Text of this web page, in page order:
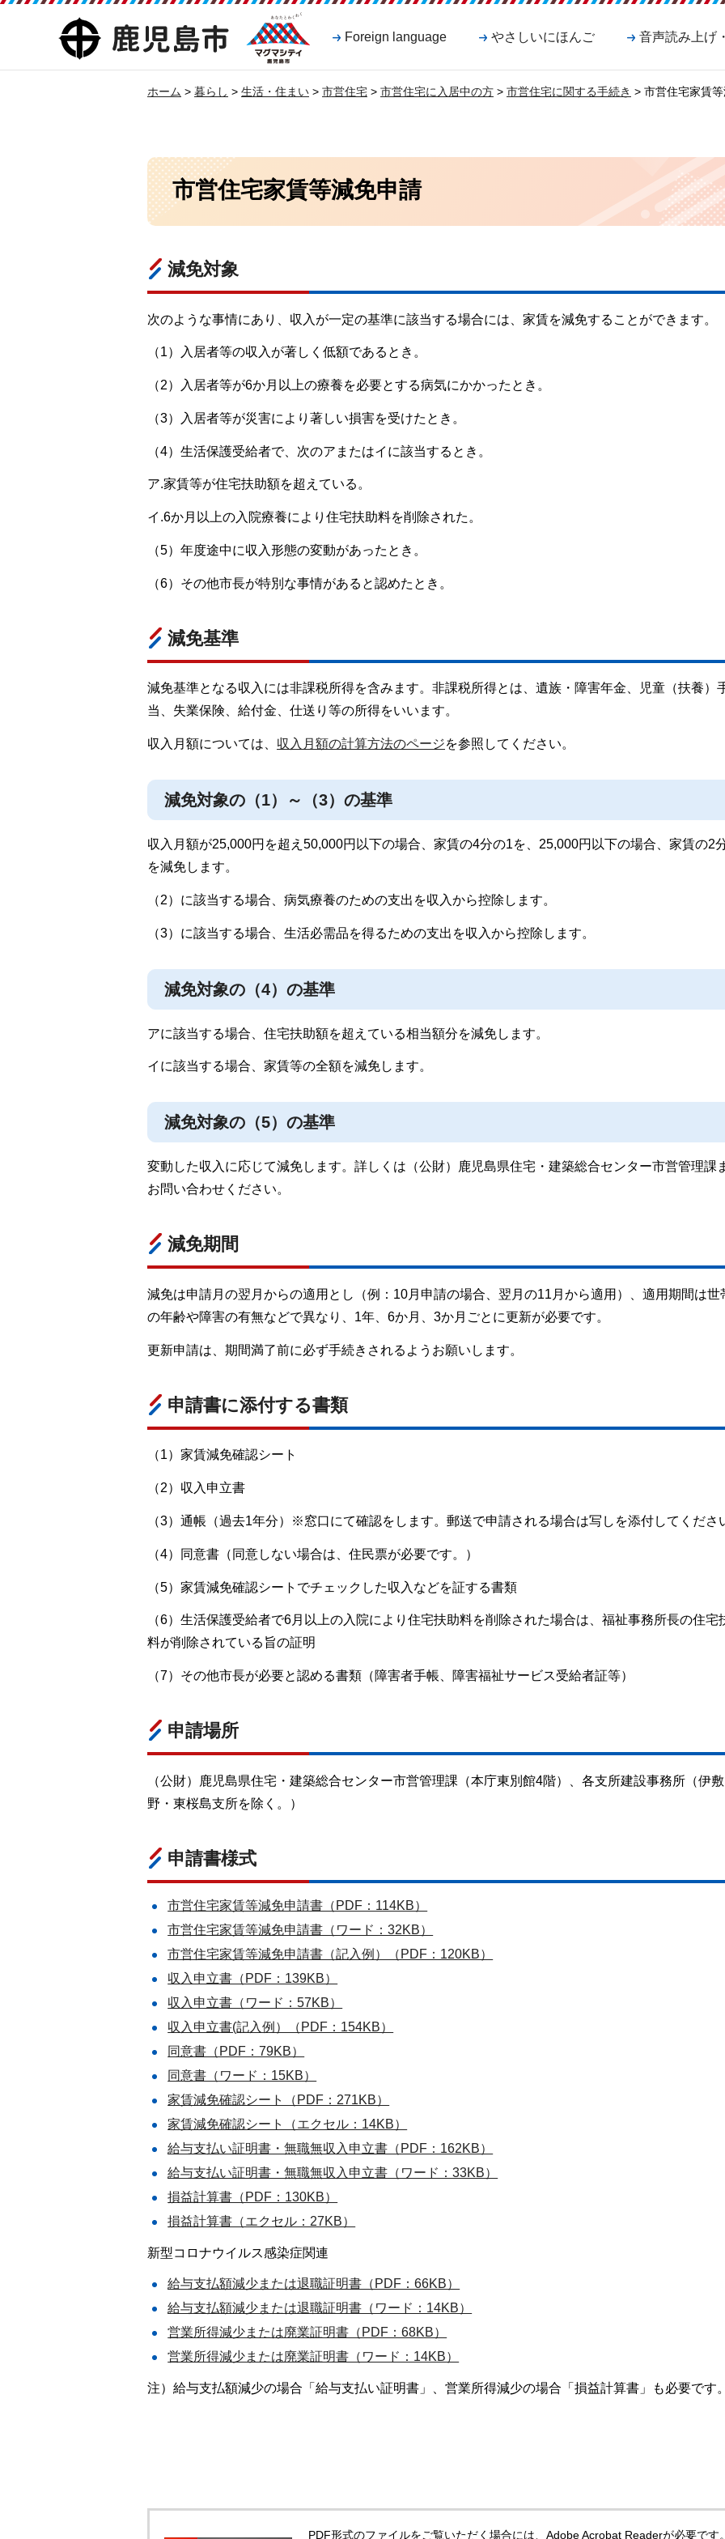
鹿児島市
マグマシティ
鹿児島市
Foreign language やさしいにほんご 音声読み上げ
ホーム > 暮らし > 生活・住まい > 市営住宅 > 市営住宅に入居中の方 > 市営住宅に関する手続き > 市営住宅家賃
市営住宅家賃等減免申請
減免対象
次のような事情にあり、収入が一定の基準に該当する場合には、家賃を減免することができます。
（1）入居者等の収入が著しく低額であるとき。
（2）入居者等が6か月以上の療養を必要とする病気にかかったとき。
（3）入居者等が災害により著しい損害を受けたとき。
（4）生活保護受給者で、次のアまたはイに該当するとき。
ア.家賃等が住宅扶助額を超えている。
イ.6か月以上の入院療養により住宅扶助料を削除された。
（5）年度途中に収入形態の変動があったとき。
（6）その他市長が特別な事情があると認めたとき。
減免基準
減免基準となる収入には非課税所得を含みます。非課税所得とは、遺族・障害年金、児童（扶養）
当、失業保険、給付金、仕送り等の所得をいいます。
収入月額については、 収入月額の計算方法のページを参照してください。
減免対象の（1）～（3）の基準
収入月額が25,000円を超え50,000円以下の場合、家賃の4分の1を、25,000円以下の場合、家賃の2
を減免します。
（2）に該当する場合、病気療養のための支出を収入から控除します。
（3）に該当する場合、生活必需品を得るための支出を収入から控除します。
減免対象の（4）の基準
アに該当する場合、住宅扶助額を超えている相当額分を減免します。
イに該当する場合、家賃等の全額を減免します。
減免対象の（5）の基準
変動した収入に応じて減免します。詳しくは（公財）鹿児島県住宅・建築総合センター市営管理課
お問い合わせください。
減免期間
減免は申請月の翌月からの適用とし（例：10月申請の場合、翌月の11月から適用）、適用期間は世
の年齢や障害の有無などで異なり、1年、6か月、3か月ごとに更新が必要です。
更新申請は、期間満了前に必ず手続きされるようお願いします。
申請書に添付する書類
（1）家賃減免確認シート
（2）収入申立書
（3）通帳（過去1年分）※窓口にて確認をします。郵送で申請される場合は写しを添付してくださ
（4）同意書（同意しない場合は、住民票が必要です。）
（5）家賃減免確認シートでチェックした収入などを証する書類
（6）生活保護受給者で6月以上の入院により住宅扶助料を削除された場合は、福祉事務所長の住宅
料が削除されている旨の証明
（7）その他市長が必要と認める書類（障害者手帳、障害福祉サービス受給者証等）
申請場所
（公財）鹿児島県住宅・建築総合センター市営管理課（本庁東別館4階）、各支所建設事務所（伊
野・東桜島支所を除く。）
申請書様式
市営住宅家賃等減免申請書（PDF：114KB）
市営住宅家賃等減免申請書（ワード：32KB）
市営住宅家賃等減免申請書（記入例）（PDF：120KB）
収入申立書（PDF：139KB）
収入申立書（ワード：57KB）
収入申立書(記入例）（PDF：154KB）
同意書（PDF：79KB）
同意書（ワード：15KB）
家賃減免確認シート（PDF：271KB）
家賃減免確認シート（エクセル：14KB）
給与支払い証明書・無職無収入申立書（PDF：162KB）
給与支払い証明書・無職無収入申立書（ワード：33KB）
損益計算書（PDF：130KB）
損益計算書（エクセル：27KB）
新型コロナウイルス感染症関連
給与支払額減少または退職証明書（PDF：66KB）
給与支払額減少または退職証明書（ワード：14KB）
営業所得減少または廃業証明書（PDF：68KB）
営業所得減少または廃業証明書（ワード：14KB）
注）給与支払額減少の場合「給与支払い証明書」、営業所得減少の場合「損益計算書」も必要です。
PDF形式のファイルをご覧いただく場合には、Adobe Acrobat Readerが必要です。